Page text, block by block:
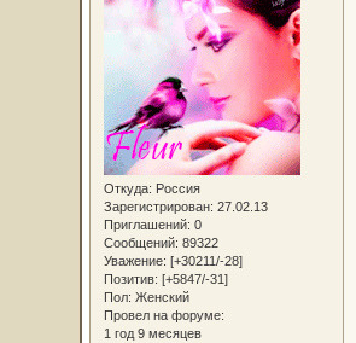
Откуда: Россия
Зарегистрирован: 27.02.13
Приглашений: 0
Сообщений: 89322
Уважение: [+30211/-28]
Позитив: [+5847/-31]
Пол: Женский
Провел на форуме:
1 год 9 месяцев